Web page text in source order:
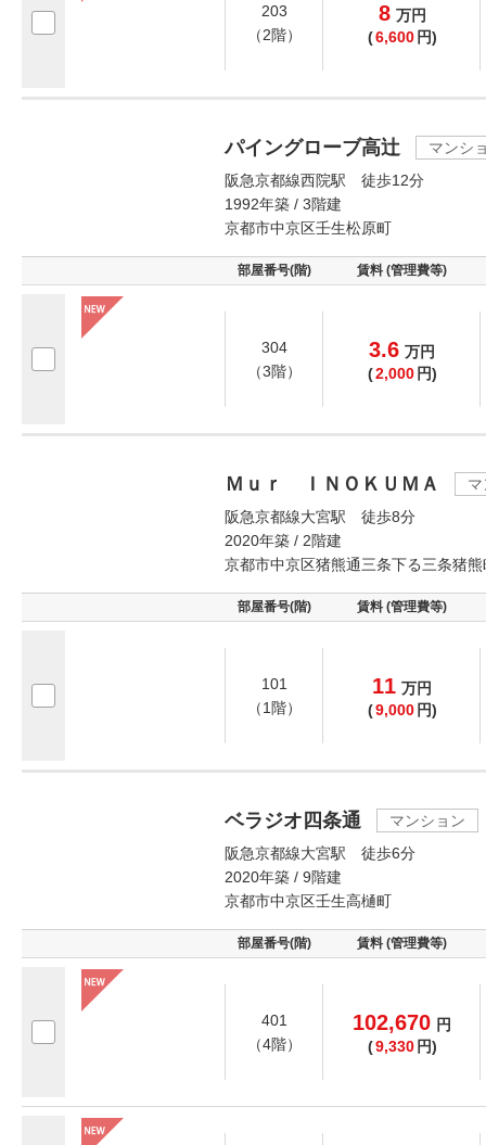
203
（2階）
8 万円
(6,600 円)
パイングローブ高辻
マンシ
阪急京都線西院駅 徒歩12分
1992年築 / 3階建
京都市中京区壬生松原町
部屋番号(階) 賃料 (管理費等)
304
（3階）
3.6 万円
(2,000 円)
Ｍｕｒ ＩＮＯＫＵＭＡ
阪急京都線大宮駅 徒歩8分
2020年築 / 2階建
京都市中京区猪熊通三条下る三条猪熊
部屋番号(階) 賃料 (管理費等)
101
（1階）
11 万円
(9,000 円)
ベラジオ四条通
マンション
阪急京都線大宮駅 徒歩6分
2020年築 / 9階建
京都市中京区壬生高樋町
部屋番号(階) 賃料 (管理費等)
401
（4階）
102,670 円
(9,330 円)